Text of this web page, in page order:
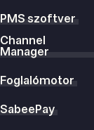
PMS szoftver
Channel
Manager
Foglalómotor
SabeePay